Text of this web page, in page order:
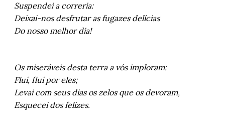
Suspendei a correria:
Deixai-nos desfrutar as fugazes delícias
Do nosso melhor dia!
Os miseráveis desta terra a vós imploram:
Fluí, fluí por eles;
Levai com seus dias os zelos que os devoram,
Esquecei dos felizes.